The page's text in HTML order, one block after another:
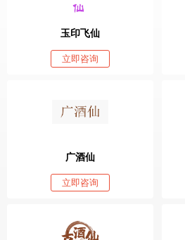
玉印飞仙
立即咨询
广酒仙
立即咨询